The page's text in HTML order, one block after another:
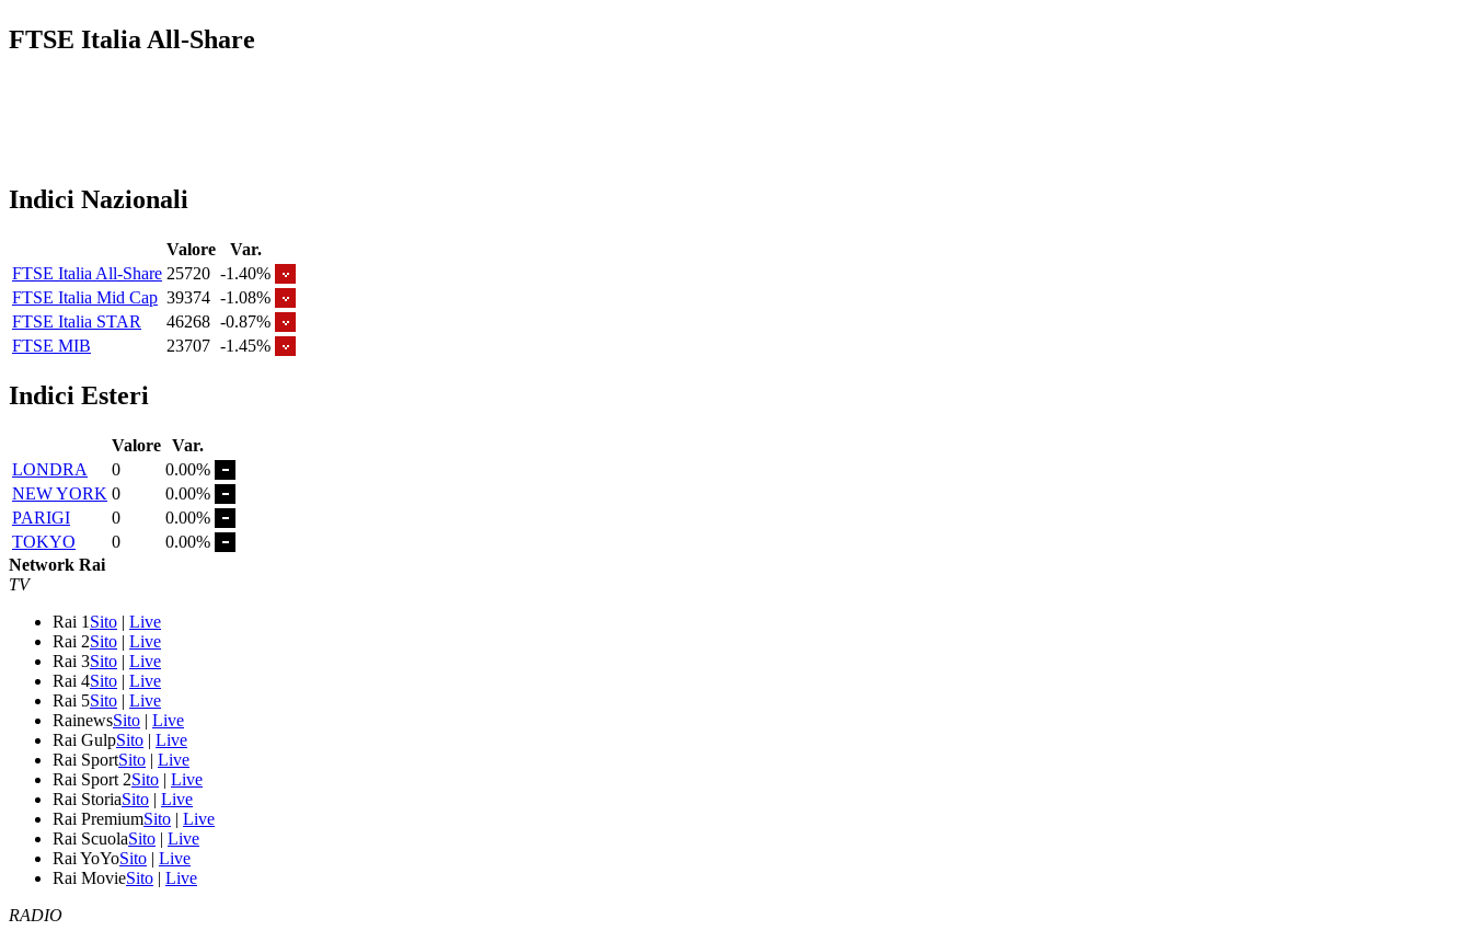
FTSE Italia All-Share
Indici Nazionali
Valore
Var.
FTSE Italia All-Share 25720 -1.40%
FTSE Italia Mid Cap 39374 -1.08%
FTSE Italia STAR
46268 -0.87%
FTSE MIB
23707 -1.45%
Indici Esteri
Valore Var.
LONDRA
0
0.00%
NEW YORK 0
0.00%
PARIGI
0
0.00%
TOKYO
0
0.00%
Network Rai
TV
Rai 1 Sito | Live
Rai 2Sito | Live
Rai 3Sito | Live
Rai 4Sito | Live
Rai 5Sito | Live
RainewsSito | Live
Rai GulpSito | Live
Rai SportSito | Live
Rai Sport 2Sito | Live
Rai StoriaSito | Live
Rai PremiumSito | Live
Rai ScuolaSito | Live
Rai YoYoSito | Live
Rai MovieSito | Live
RADIO